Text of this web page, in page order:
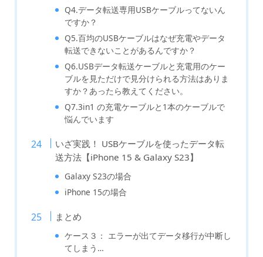
Q4.データ転送専用USBケーブルってないん
ですか？
Q5.百均のUSBケーブルはなぜ充電やデータ
転送できないことがあるんですか？
Q6.USBデータ転送ケーブルと充電用のケー
ブルを見ただけで見分けられる方法はありま
すか？あったら教えてください。
Q7.3in1 の充電ケーブルと1本のケーブルで
悩んでいます
いざ実践！ USBケーブルを使ったデータ転
送方法【iPhone 15 & Galaxy S23】
Galaxy S23の場合
iPhone 15の場合
まとめ
ケース３： エラーが出てデータ移行が中断し
てしまう…